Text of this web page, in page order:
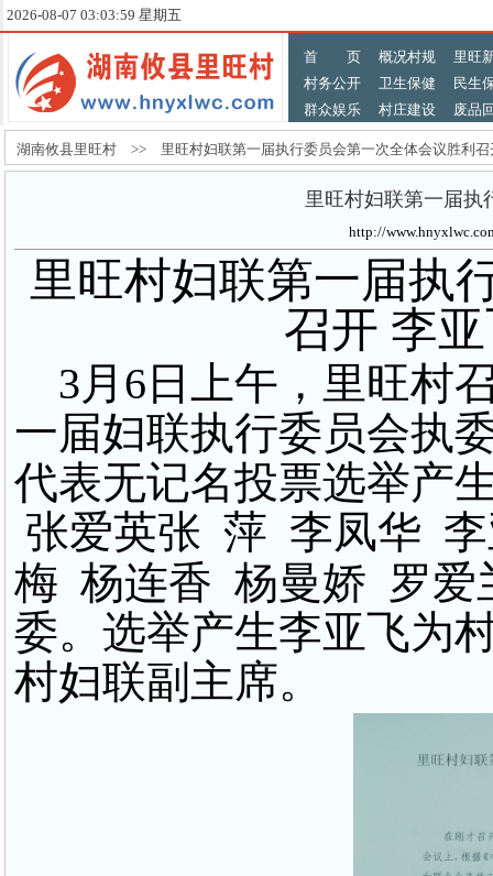
2026-08-07 03:04:00 星期五
首 页 概况村规
里旺
村务公开
卫生保健
民生
群众娱乐
村庄建设 废品
湖南攸县里旺村 >> 里旺村妇联第一届执行委员会第一次全体会议胜
里旺村妇联第一届执
http://
里旺村妇联第一届执
召开 李
3月6日上午，里旺村
一届妇联执行委员会执
代表无记名投票选举产
张爱英张 萍 李凤华
梅 杨连香 杨曼娇 罗爱
委。 选举产生李亚飞为
村妇联副主席。